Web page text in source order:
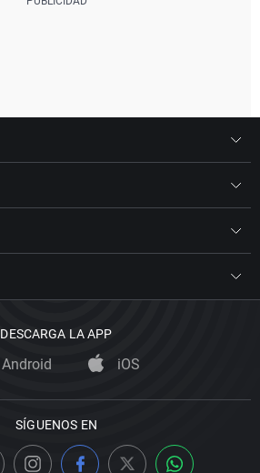
DESCARGA LA APP
Android iOS
SÍGUENOS EN